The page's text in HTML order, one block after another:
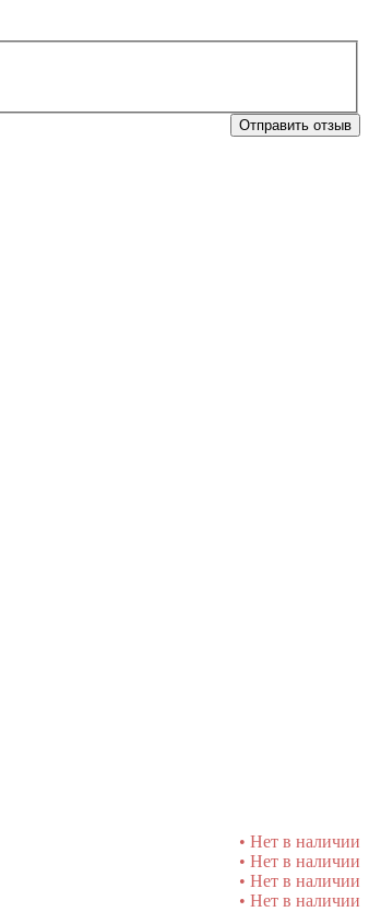
Отправить отзыв
• Нет в наличии
• Нет в наличии
• Нет в наличии
• Нет в наличии